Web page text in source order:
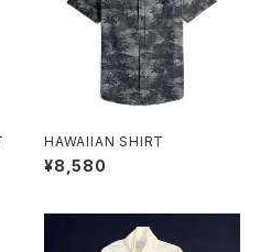
HAWAIIAN SHIRT
¥8,580